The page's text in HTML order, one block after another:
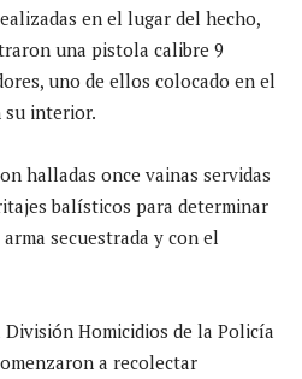
en el lugar del hecho,
una pistola calibre 9
uno de ellos colocado en el
su interior.
halladas once vainas servidas
balísticos para determinar
secuestrada y con el
Homicidios de la Policía
a recolectar